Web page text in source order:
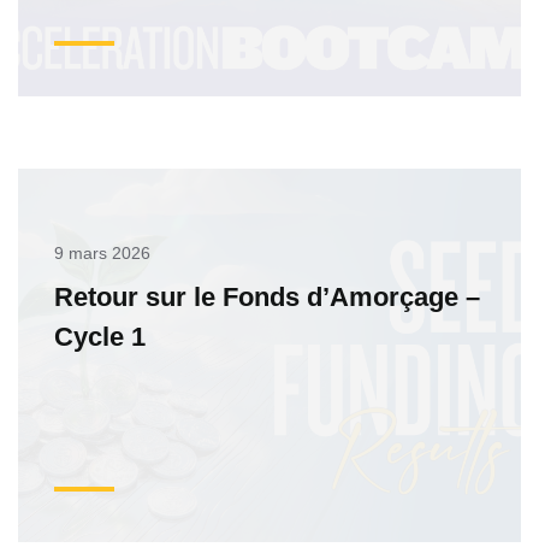
9 mars 2026
Retour sur le Fonds d’Amorçage –
Cycle 1